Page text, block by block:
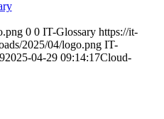
0 0 IT-Glossary https://it-
2025/04/logo.png IT-
2025-04-29 09:14:17Cloud-